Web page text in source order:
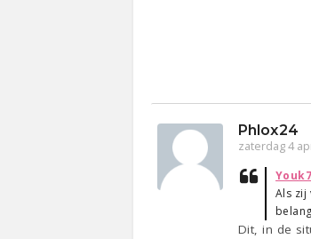
Phlox24
zaterdag 4
Als zij
Dit, in de